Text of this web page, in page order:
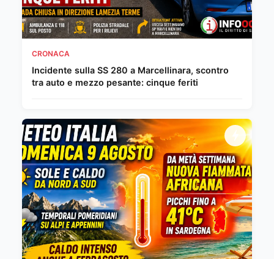
CRONACA
Incidente sulla SS 280 a Marcellinara, scontro
tra auto e mezzo pesante: cinque feriti